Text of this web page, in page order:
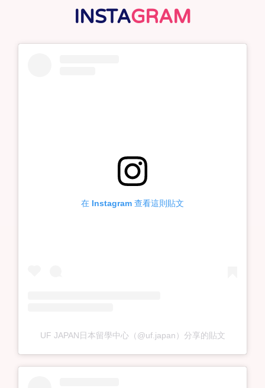
INSTAGRAM
在 Instagram 查看這則貼文
UF JAPAN日本留學中心（@uf.japan）分享的貼文